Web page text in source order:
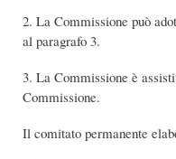
2. La Commissione può
al paragrafo 3.
3. La Commissione è
Commissione.
Il comitato permanente